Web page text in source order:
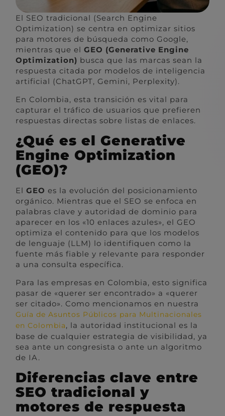
El SEO tradicional (Search Engine
Optimization) se centra en optimizar sitios
para motores de búsqueda como Google,
mientras que elGEO (Generative Engine
Optimization) busca que las marcas sean la
respuesta citada por modelos de inteligencia
artificial (ChatGPT, Gemini, Perplexity).
En Colombia, esta transición es vital para
capturar el tráfico de usuarios que prefieren
respuestas directas sobre listas de enlaces.
¿Qué es el Generative
Engine Optimization
(GEO)?
ElGEO es la evolución del posicionamiento
orgánico. Mientras que el SEO se enfoca en
palabras clave y autoridad de dominio para
aparecer en los «10 enlaces azules», el GEO
optimiza el contenido para que los modelos
de lenguaje (LLM) lo identifiquen como la
fuente más fiable y relevante para responder
a una consulta específica.
Para las empresas en Colombia, esto significa
pasar de «querer ser encontrado» a «querer
ser citado». Como mencionamos en nuestra
Guía de Asuntos Públicos para Multinacionales
en Colombia, la autoridad institucional es la
base de cualquier estrategia de visibilidad, ya
sea ante un congresista o ante un algoritmo
de IA.
Diferencias clave entre
SEO tradicional y
motores de respuesta